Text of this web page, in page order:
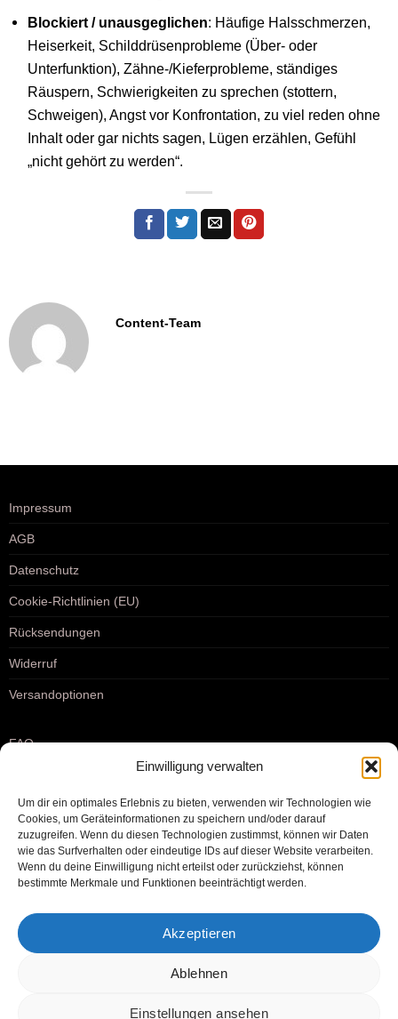
Einwilligung verwalten
Um dir ein optimales Erlebnis zu bieten, verwenden wir Technologien wie
Cookies, um Geräteinformationen zu speichern und/oder darauf
zuzugreifen. Wenn du diesen Technologien zustimmst, können wir Daten
wie das Surfverhalten oder eindeutige IDs auf dieser Website verarbeiten.
Wenn du deine Einwilligung nicht erteilst oder zurückziehst, können
bestimmte Merkmale und Funktionen beeinträchtigt werden.
Akzeptieren
Ablehnen
Einstellungen ansehen
Blockiert / unausgeglichen: Häufige Halsschmerzen,
Heiserkeit, Schilddrüsenprobleme (Über- oder
Unterfunktion), Zähne-/Kieferprobleme, ständiges
Räuspern, Schwierigkeiten zu sprechen (stottern,
Schweigen), Angst vor Konfrontation, zu viel reden ohne
Inhalt oder gar nichts sagen, Lügen erzählen, Gefühl
„nicht gehört zu werden“.
Content-Team
Impressum
AGB
Datenschutz
Cookie-Richtlinien (EU)
Rücksendungen
Widerruf
Versandoptionen
FAQ
Über uns
Blog
Partner Login